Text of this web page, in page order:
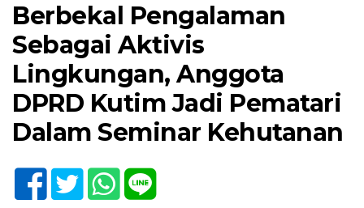
Berbekal Pengalaman
Sebagai Aktivis
Lingkungan, Anggota
DPRD Kutim Jadi Pematari
Dalam Seminar Kehutanan